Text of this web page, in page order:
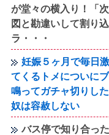
が堂々の横入り！「
図と勘違いして割り
ラ・・・
妊娠５ヶ月で毎日
てくるトメについに
鳴ってガチャ切りし
奴は容赦しない
バス停で知り合っ